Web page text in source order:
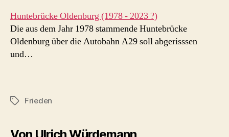
Huntebrücke Oldenburg (1978 - 2023 ?)
Die aus dem Jahr 1978 stammende Huntebrücke
Oldenburg über die Autobahn A29 soll abgerisssen
und…
Schlagwörter
Frieden